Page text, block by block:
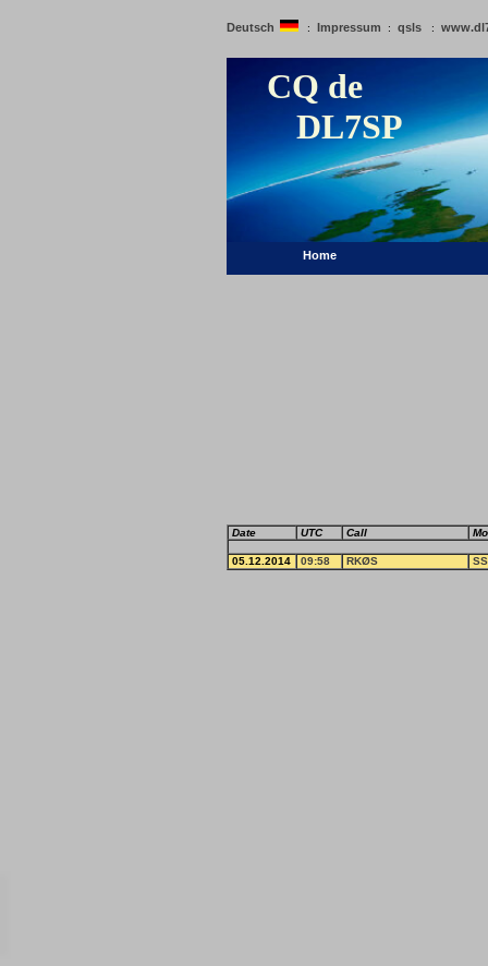
Deutsch : Impressum : qsls :
CQ de
DL7SP
Home
Date UTC Call
05.12.2014 09:58 RKØS